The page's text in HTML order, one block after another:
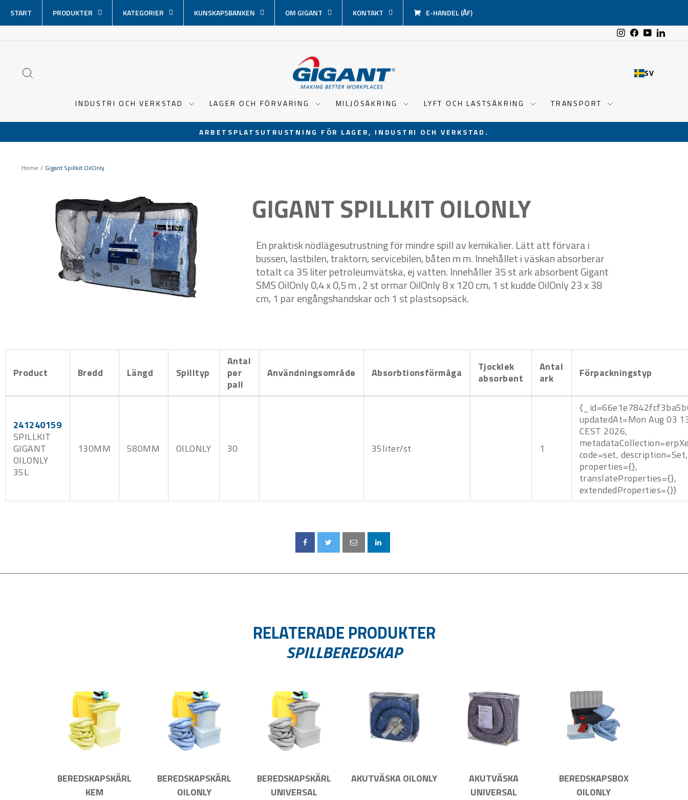
över
innehåll
START PRODUKTER KATEGORIER KUNSKAPSBANKEN OM GIGANT KONTAKT E-HANDEL (ÅF)
Instagram
Facebook
YouTube
SV
INDUSTRI OCH VERKSTAD LAGER OCH FÖRVARING MILJÖSÄKRING LYFT OCH LASTSÄKRING TRANSPORT
Pausa
ARBETSPLATSUTRUSTNING FÖR LAGER, INDUSTRI OCH VERKSTAD.
Home / Gigant Spillkit OilOnly
GIGANT SPILLKIT OILONLY
En praktisk nödlägesutrustning för mindre spill av kemikalier. Lätt att förvara i
bussen, lastbilen, traktorn, servicebilen, båten m m. Innehållet i väskan absorberar
totalt ca 35 liter petroleumvätska, ej vatten. Innehåller 35 st ark absorbent Gigant
SMS OilOnly 0,4 x 0,5 m , 2 st ormar OilOnly 8 x 120 cm, 1 st kudde OilOnly 23 x 38
cm, 1 par engångshandskar och 1 st plastsopsäck.
Product Bredd Längd Spilltyp
Antal
per
pall
Användningsområde Absorbtionsförmåga
Tjocklek
absorbent
Antal
ark
Förpackningstyp
241240159
SPILLKIT
GIGANT
OILONLY
35L
130MM 580MM OILONLY 30 35liter/st 1
updatedAt=Mon Aug 03
CEST 2026,
code=set, description=Set,
properties={},
translateProperties={},
extendedProperties={}}
RELATERADE PRODUKTER
SPILLBEREDSKAP
BEREDSKAPSKÄRL
KEM
BEREDSKAPSKÄRL
OILONLY
BEREDSKAPSKÄRL
UNIVERSAL
AKUTVÄSKA OILONLY
AKUTVÄSKA
UNIVERSAL
BEREDSKAPSBOX
OILONLY